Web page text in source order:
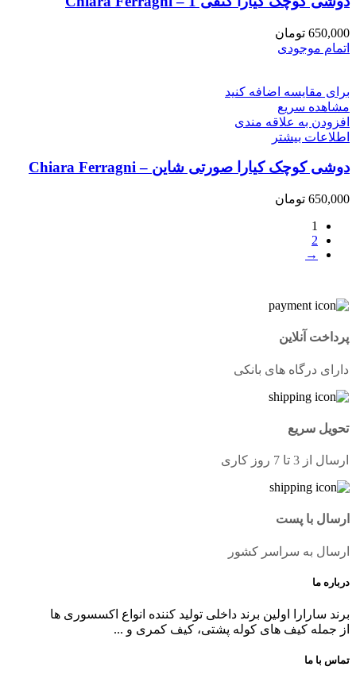
650,000 تومان
اتمام موجودی
برای مقایسه اضافه کنید
مشاهده سریع
افزودن به علاقه مندی
اطلاعات بیشتر
دوشی کوچک کیارا صورتی شاین – Chiara Ferragni
650,000 تومان
1
2
→
پرداخت آنلاین
دارای درگاه های بانکی
تحویل سریع
ارسال از 3 تا 7 روز کاری
ارسال با پست
ارسال به سراسر کشور
درباره ما
برند سارارا اولین برند داخلی تولید کننده انواع اکسسوری ها
از جمله کیف های کوله پشتی، کیف کمری و ...
تماس با ما